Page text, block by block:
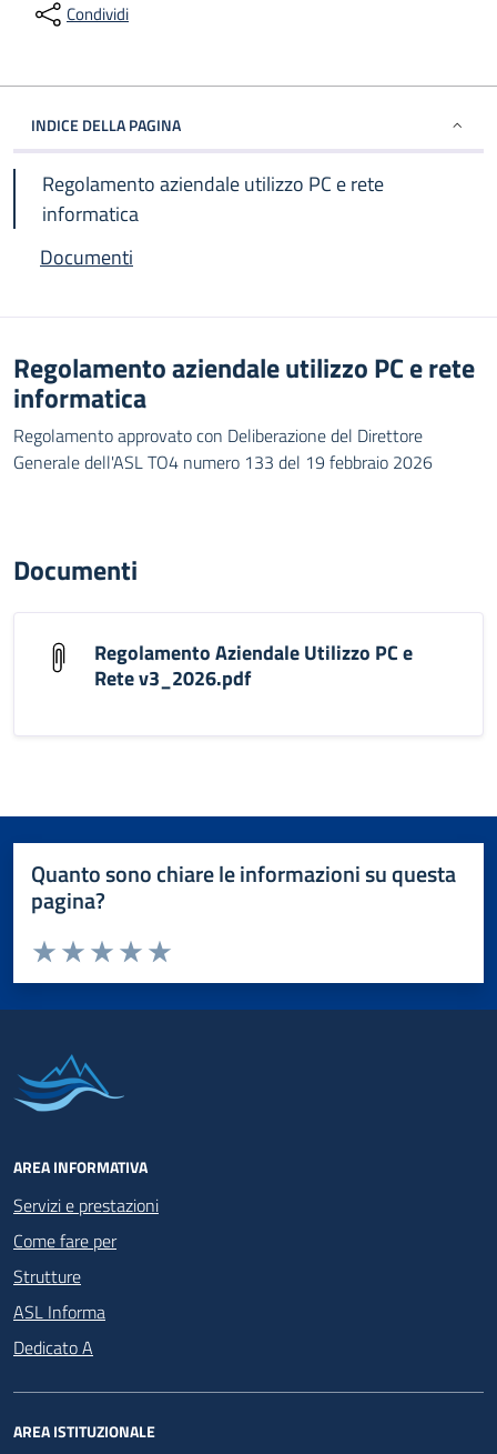
Condividi
INDICE DELLA PAGINA
Regolamento aziendale utilizzo PC e rete
informatica
Documenti
Regolamento aziendale utilizzo PC e rete
informatica
Regolamento approvato con Deliberazione del Direttore
Generale dell'ASL TO4 numero 133 del 19 febbraio 2026
Documenti
Regolamento Aziendale Utilizzo PC e
Rete v3_2026.pdf
Quanto sono chiare le informazioni su questa
pagina?
Valuta da 1 a 5 stelle la pagina
Valuta 5 stelle su 5
Valuta 4 stelle su 5
Valuta 3 stelle su 5
Valuta 2 stelle su 5
Valuta 1 stelle su 5
AREA INFORMATIVA
Servizi e prestazioni
Come fare per
Strutture
ASL Informa
Dedicato A
AREA ISTITUZIONALE